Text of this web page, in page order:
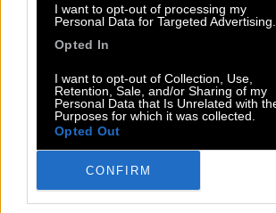
I want to opt-out of processing my
Personal Data for Targeted Advertising.
Opted In
I want to opt-out of Collection, Use,
Retention, Sale, and/or Sharing of my
Personal Data that Is Unrelated with
Purposes for which it was collected.
Opted Out
CONFIRM
TOUTES
ACTUS